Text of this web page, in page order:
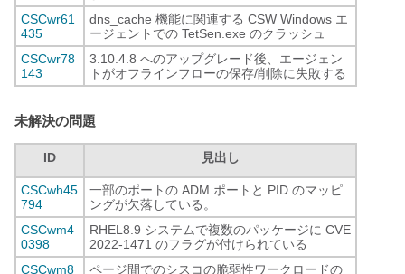
CSCwr61
435
dns_cache 機能に関連する CSW Windows エ
ージェントでの TetSen.exe のクラッシュ
CSCwr78
143
3.10.4.8 へのアップグレード後、エージェン
トがオフラインフローの保存/削除に失敗する
未解決の問題
ID 見出し
CSCwh45
794
一部のポートの ADM ポートと PID のマッピ
ングが欠落している。
CSCwm4
0398
RHEL8.9 システムで複数のパッケージに CVE
2022-1471 のフラグが付けられている
CSCwm8
ページ間でのシスコの脆弱性ワークロードの